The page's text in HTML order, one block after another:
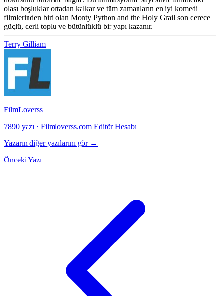
olası boşluklar ortadan kalkar ve tüm zamanların en iyi komedi
filmlerinden biri olan Monty Python and the Holy Grail son derece
güçlü, derli toplu ve bütünlüklü bir yapı kazanır.
Terry Gilliam
FilmLoverss
7890 yazı · Filmloverss.com Editör Hesabı
Yazarın diğer yazılarını gör →
Önceki Yazı